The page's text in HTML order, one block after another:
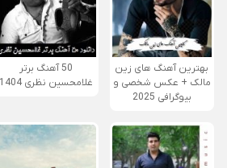
بهترین آهنگ های زین
مالک + عکس شخصی و
بیوگرافی 2025
50 آهنگ برتر
غلامحسین نظری 1404